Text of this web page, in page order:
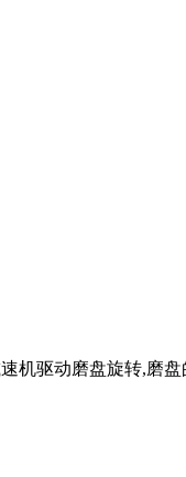
机驱动磨盘旋转,磨